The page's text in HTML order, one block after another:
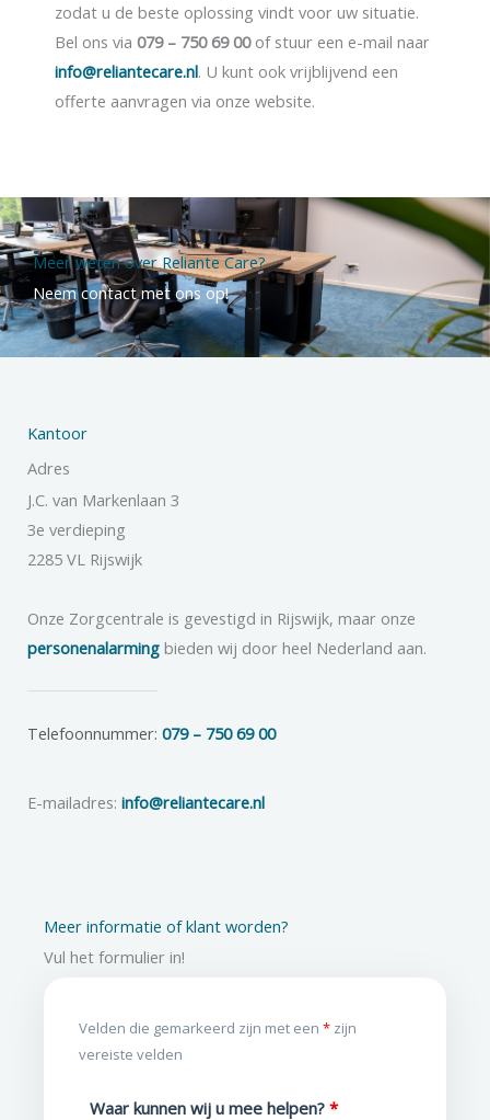
zodat u de beste oplossing vindt voor uw situatie.
Bel ons via 079 – 750 69 00of stuur een e-mail naar
info@reliantecare.nl. U kunt ook vrijblijvend een
offerte aanvragen via onze website.
Meer weten over Reliante Care?
Neem contact met ons op!
Kantoor
Adres
J.C. van Markenlaan 3
3e verdieping
2285 VL Rijswijk
Onze Zorgcentrale is gevestigd in Rijswijk, maar onze
personenalarming bieden wij door heel Nederland aan.
Telefoonnummer: 079 – 750 69 00
E-mailadres: info@reliantecare.nl
Meer informatie of klant worden?
Vul het formulier in!
Velden die gemarkeerd zijn met een * zijn
vereiste velden
Waar kunnen wij u mee helpen? *